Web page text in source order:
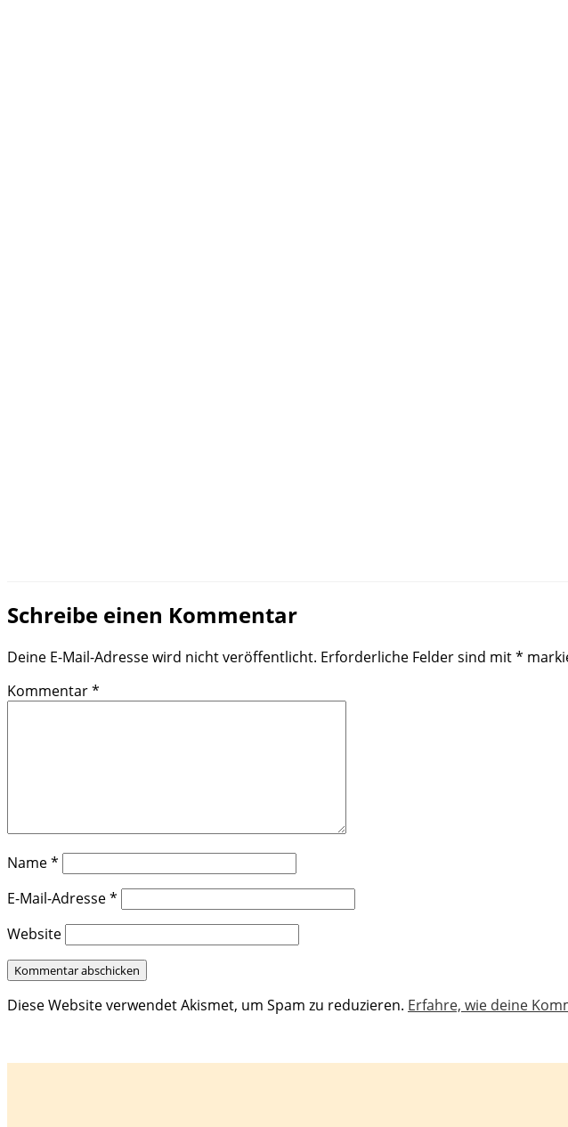
Schreibe einen Kommentar
Deine E-Mail-Adresse wird nicht veröffentlicht. Erforderliche Felder sind mit*
Kommentar*
Name*
E-Mail-Adresse*
Website
Diese Website verwendet Akismet, um Spam zu reduzieren. Erfahre, wie deine